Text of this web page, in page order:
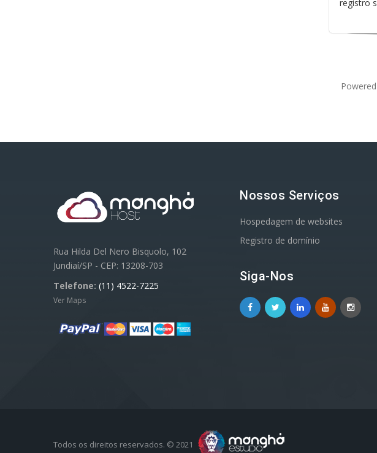
registro
Rua Hilda Del Nero Bisquolo, 102
Jundiaí/SP - CEP: 13208-703
Telefone: (11) 4522-7225
Ver Maps
Nossos Serviços
Hospedagem de websites
Registro de domínio
Siga-Nos
Todos os direitos reservados. © 2021